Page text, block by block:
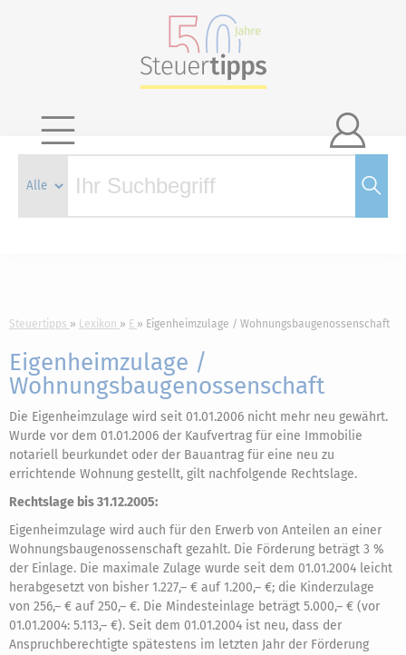

Steuertipps Lexikon E Eigenheimzulage / Wohnungsbaugenossenschaft
Eigenheimzulage /
Wohnungsbaugenossenschaft
Die Eigenheimzulage wird seit 01.01.2006 nicht mehr neu gewährt.
Wurde vor dem 01.01.2006 der Kaufvertrag für eine Immobilie
notariell beurkundet oder der Bauantrag für eine neu zu
errichtende Wohnung gestellt, gilt nachfolgende Rechtslage.
Rechtslage bis 31.12.2005:
Eigenheimzulage wird auch für den Erwerb von Anteilen an einer
Wohnungsbaugenossenschaft gezahlt. Die Förderung beträgt 3 %
der Einlage. Die maximale Zulage wurde seit dem 01.01.2004 leicht
herabgesetzt von bisher 1.227,– € auf 1.200,– €; die Kinderzulage
von 256,– € auf 250,– €. Die Mindesteinlage beträgt 5.000,– € (vor
01.01.2004: 5.113,– €). Seit dem 01.01.2004 ist neu, dass der
Anspruchberechtigte spätestens im letzten Jahr der Förderung